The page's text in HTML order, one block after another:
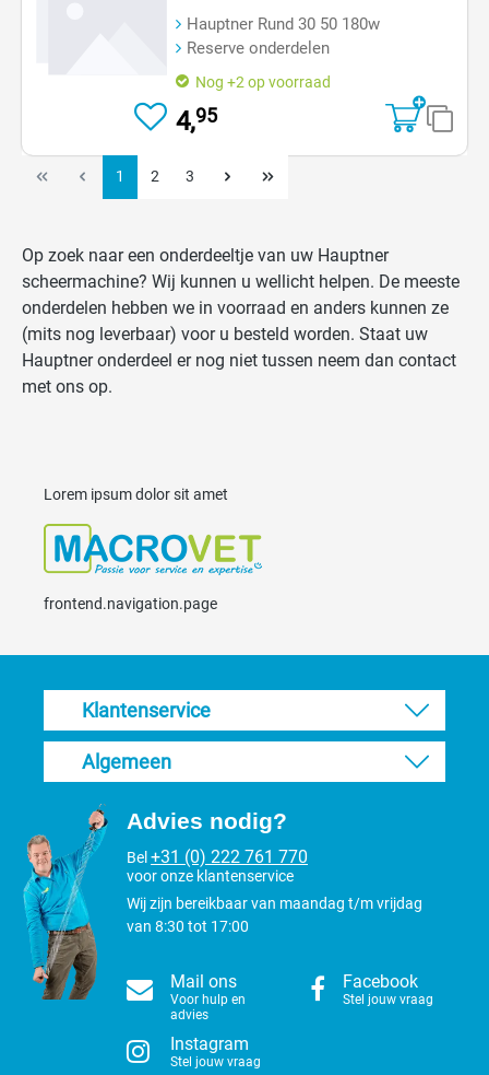
Hauptner Rund 30 50 180w
Reserve onderdelen
Nog +2 op voorraad
4,95
1 2 3
Op zoek naar een onderdeeltje van uw Hauptner
scheermachine? Wij kunnen u wellicht helpen. De meeste
onderdelen hebben we in voorraad en anders kunnen ze
(mits nog leverbaar) voor u besteld worden. Staat uw
Hauptner onderdeel er nog niet tussen neem dan contact
met ons op.
Lorem ipsum dolor sit amet
frontend.navigation.page
Klantenservice
Algemeen
Advies nodig?
Bel +31 (0) 222 761 770
voor onze klantenservice
Wij zijn bereikbaar van maandag t/m vrijdag
van 8:30 tot 17:00
Mail ons
Voor hulp en
advies
Facebook
Stel jouw vraag
Instagram
Stel jouw vraag